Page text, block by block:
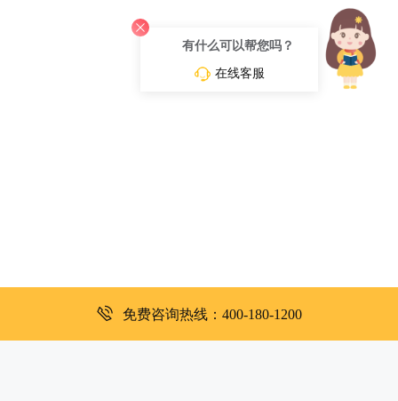
有什么可以帮您吗？
在线客服
免费咨询热线：400-180-1200